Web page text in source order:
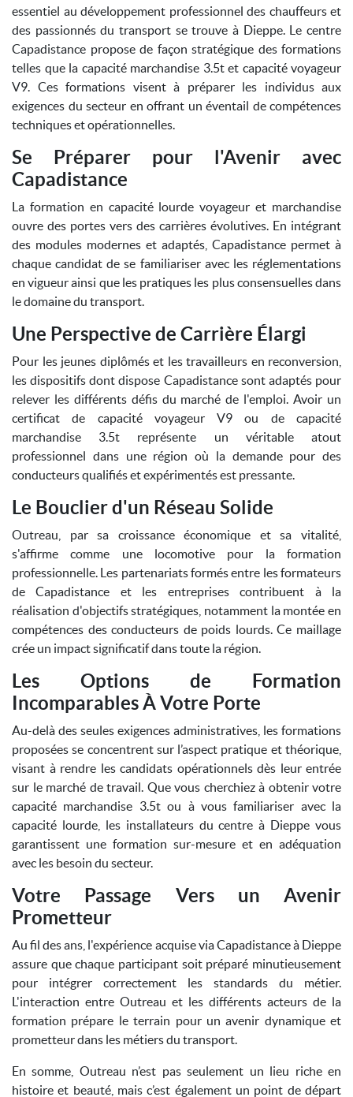
essentiel au développement professionnel des chauffeurs et
des passionnés du transport se trouve à Dieppe. Le centre
Capadistance propose de façon stratégique des formations
telles que la capacité marchandise 3.5t et capacité voyageur
V9. Ces formations visent à préparer les individus aux
exigences du secteur en offrant un éventail de compétences
techniques et opérationnelles.
Se Préparer pour l'Avenir avec
Capadistance
La formation en capacité lourde voyageur et marchandise
ouvre des portes vers des carrières évolutives. En intégrant
des modules modernes et adaptés, Capadistance permet à
chaque candidat de se familiariser avec les réglementations
en vigueur ainsi que les pratiques les plus consensuelles dans
le domaine du transport.
Une Perspective de Carrière Élargi
Pour les jeunes diplômés et les travailleurs en reconversion,
les dispositifs dont dispose Capadistance sont adaptés pour
relever les différents défis du marché de l'emploi. Avoir un
certificat de capacité voyageur V9 ou de capacité
marchandise 3.5t représente un véritable atout
professionnel dans une région où la demande pour des
conducteurs qualifiés et expérimentés est pressante.
Le Bouclier d'un Réseau Solide
Outreau, par sa croissance économique et sa vitalité,
s'affirme comme une locomotive pour la formation
professionnelle. Les partenariats formés entre les formateurs
de Capadistance et les entreprises contribuent à la
réalisation d'objectifs stratégiques, notamment la montée en
compétences des conducteurs de poids lourds. Ce maillage
crée un impact significatif dans toute la région.
Les Options de Formation
Incomparables À Votre Porte
Au-delà des seules exigences administratives, les formations
proposées se concentrent sur l’aspect pratique et théorique,
visant à rendre les candidats opérationnels dès leur entrée
sur le marché de travail. Que vous cherchiez à obtenir votre
capacité marchandise 3.5t ou à vous familiariser avec la
capacité lourde, les installateurs du centre à Dieppe vous
garantissent une formation sur-mesure et en adéquation
avec les besoin du secteur.
Votre Passage Vers un Avenir
Prometteur
Au fil des ans, l'expérience acquise via Capadistance à Dieppe
assure que chaque participant soit préparé minutieusement
pour intégrer correctement les standards du métier.
L'interaction entre Outreau et les différents acteurs de la
formation prépare le terrain pour un avenir dynamique et
prometteur dans les métiers du transport.
En somme, Outreau n’est pas seulement un lieu riche en
histoire et beauté, mais c’est également un point de départ